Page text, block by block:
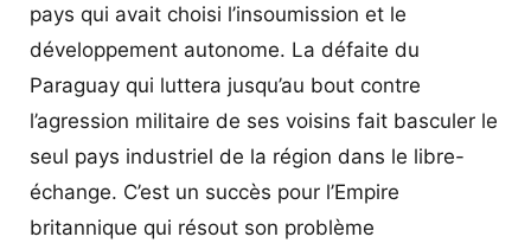
pays qui avait choisi l’insoumission et le
développement autonome. La défaite du
Paraguay qui luttera jusqu’au bout contre
l’agression militaire de ses voisins fait basculer le
seul pays industriel de la région dans le libre-
échange. C’est un succès pour l’Empire
britannique qui résout son problème